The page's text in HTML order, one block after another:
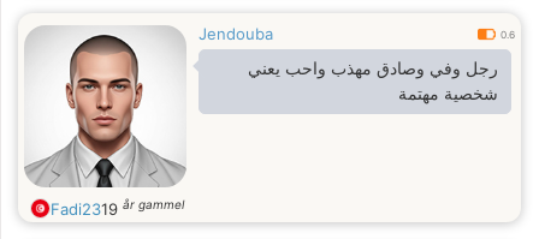
une croyante, trouver un partenaire
est souvent difficile. Dans bien des
cas, cela demande des sacrifices.
Mais le temps de Dieu est parfait,
Jendouba 0.6
رجل وفي وصادق مهذب واحب يعني
شخصية مهتمة
Fadi2319 år gammel